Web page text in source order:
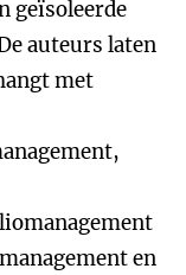
geïsoleerde
auteurs laten
met
en